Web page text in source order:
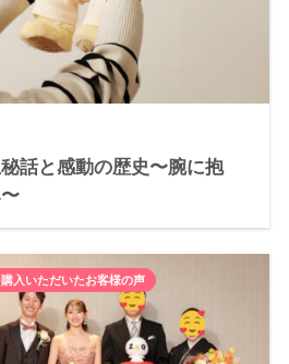
話と感動の歴史〜腕に抱
入いただいたお客様の声